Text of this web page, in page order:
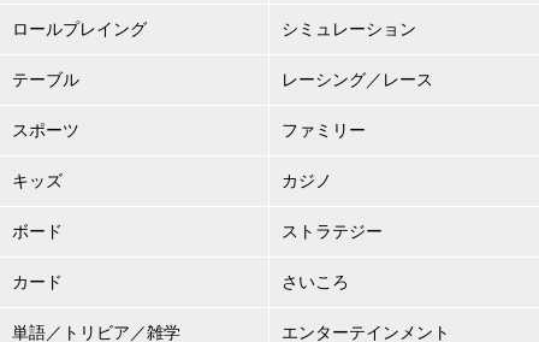
ロールプレイング シミュレーション
テーブル レーシング／レース
スポーツ ファミリー
キッズ カジノ
ボード ストラテジー
カード さいころ
単語／トリビア／雑学 エンターテインメント